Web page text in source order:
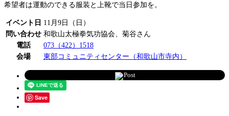
希望者は運動のできる服装と上靴で当日参加を。
イベント日 11月9日（日）
問い合わせ 和歌山太極拳気功協会、菊谷さん
電話
073（422）1518
会場
東部コミュニティセンター（和歌山市寺内）
Post
Save